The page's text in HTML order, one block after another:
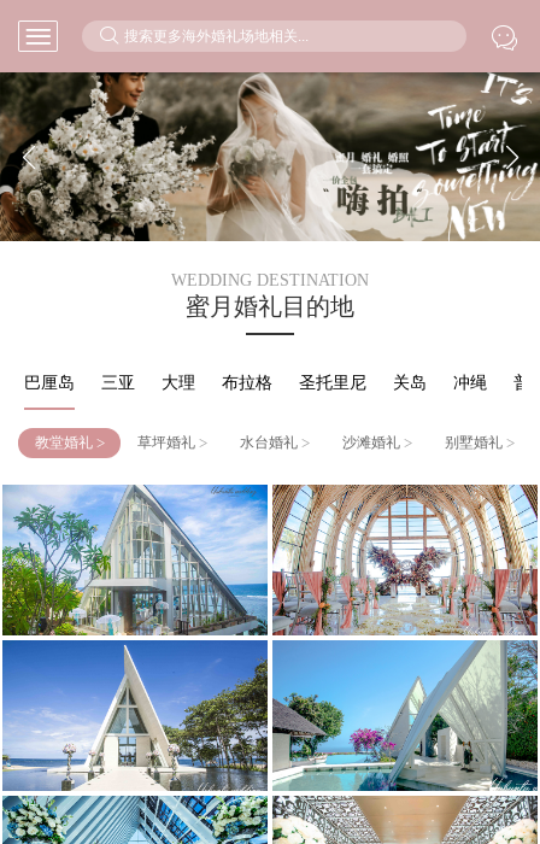
  
WEDDING DESTINATION
蜜月婚礼目的地
巴厘岛 三亚 大理 布拉格 圣托里尼 关岛 冲绳 普
教堂婚礼 > 草坪婚礼 > 水台婚礼 > 沙滩婚礼 > 别墅婚礼 >